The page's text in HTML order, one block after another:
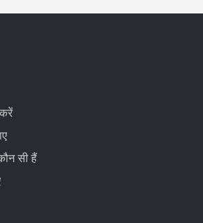
सी हैं